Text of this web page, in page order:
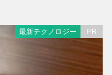
最新テクノロジー PR